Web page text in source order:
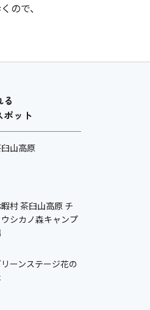
ので、
ポット
山高原
村 茶臼山高原 チ
ウシカノ森キャンプ
ーンステージ花の